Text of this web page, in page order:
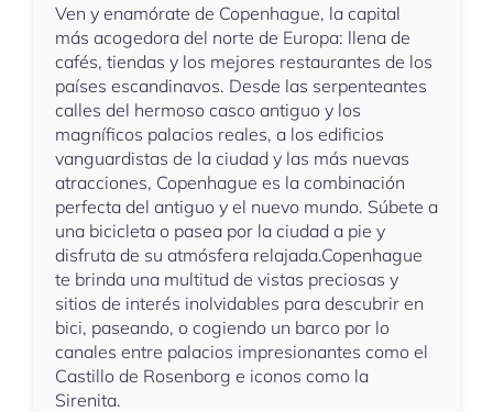
Ven y enamórate de Copenhague, la capital
más acogedora del norte de Europa: llena de
cafés, tiendas y los mejores restaurantes de los
países escandinavos. Desde las serpenteantes
calles del hermoso casco antiguo y los
magníficos palacios reales, a los edificios
vanguardistas de la ciudad y las más nuevas
atracciones, Copenhague es la combinación
perfecta del antiguo y el nuevo mundo. Súbete a
una bicicleta o pasea por la ciudad a pie y
disfruta de su atmósfera relajada.Copenhague
te brinda una multitud de vistas preciosas y
sitios de interés inolvidables para descubrir en
bici, paseando, o cogiendo un barco por lo
canales entre palacios impresionantes como el
Castillo de Rosenborg e iconos como la
Sirenita.